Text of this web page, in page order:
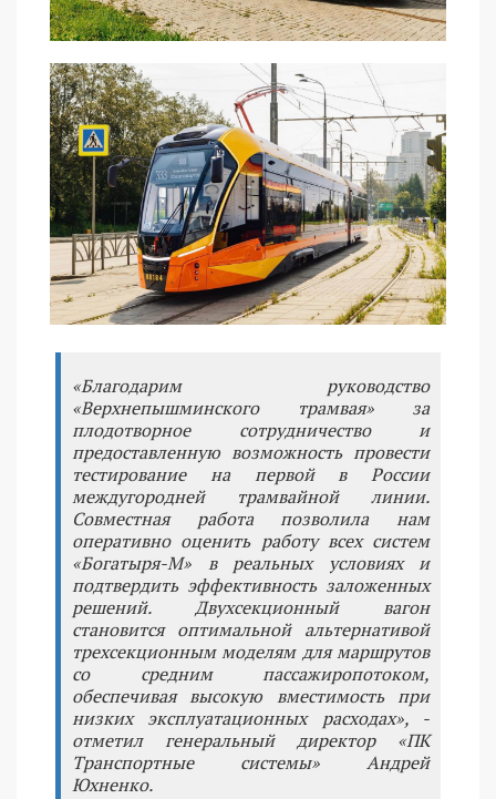
«Благодарим руководство
«Верхнепышминского трамвая» за
плодотворное сотрудничество и
предоставленную возможность провести
тестирование на первой в России
междугородней трамвайной линии.
Совместная работа позволила нам
оперативно оценить работу всех систем
«Богатыря-М» в реальных условиях и
подтвердить эффективность заложенных
решений. Двухсекционный вагон
становится оптимальной альтернативой
трехсекционным моделям для маршрутов
со средним пассажиропотоком,
обеспечивая высокую вместимость при
низких эксплуатационных расходах», -
отметил генеральный директор «ПК
Транспортные системы» Андрей
Юхненко.